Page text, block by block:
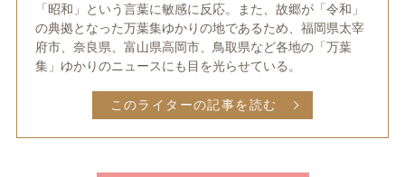
「昭和」という言葉に敏感に反応。また、故郷が「令和」
の典拠となった万葉集ゆかりの地であるため、福岡県太宰
府市、奈良県、富山県高岡市、鳥取県など各地の「万葉
集」ゆかりのニュースにも目を光らせている。
このライターの記事を読む